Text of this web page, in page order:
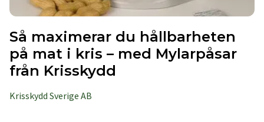
Så maximerar du hållbarheten
på mat i kris – med Mylarpåsar
från Krisskydd
Krisskydd Sverige AB